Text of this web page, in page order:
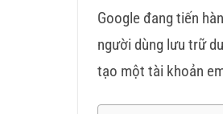
Google đang tiến
người dùng lưu trữ
tạo một tài khoản